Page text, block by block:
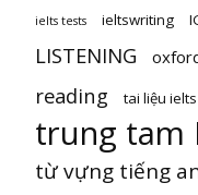
ielts tests ieltswriting
LISTENING
reading tai liệu ielts
trung tam
từ vựng tiếng